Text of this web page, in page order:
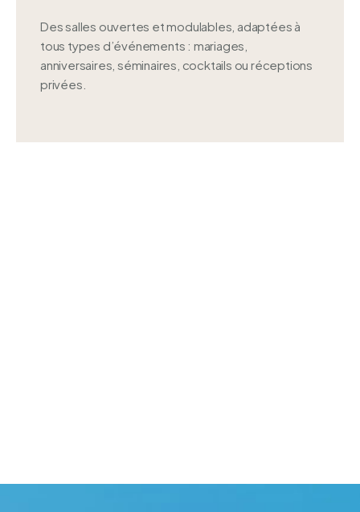
Des salles ouvertes et modulables, adaptées à
tous types d’événements : mariages,
anniversaires, séminaires, cocktails ou réceptions
privées.